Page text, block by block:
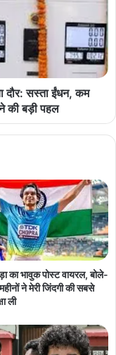
सस्ता ईंधन, कम
की बड़ी पहल
का भावुक पोस्ट वायरल, बोले-
ने मेरी जिंदगी की सबसे
ली